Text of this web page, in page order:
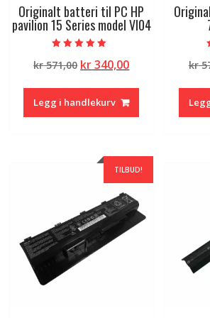
Originalt batteri til PC HP
pavilion 15 Series model VI04
5.00
av 5
kr571,00 Opprinnelig
var:
kr 571,00.
kr340,00Nåværende
kr 340,00.
Legg i handlekurv
kr
TILBUD!